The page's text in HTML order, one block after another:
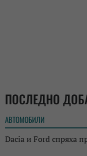
ПОСЛЕДНО
АВТОМОБИЛИ
Dacia и Ford спряха